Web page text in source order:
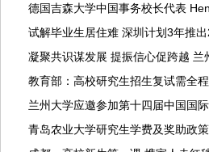
德国吉森大学中国事务校长代表
试解毕业生居住难 深圳计划3年推
凝聚共识谋发展 提振信心促跨越 兰
教育部：高校研究生招生复试需全
兰州大学应邀参加第十四届中国国
青岛农业大学研究生学费及奖助政策